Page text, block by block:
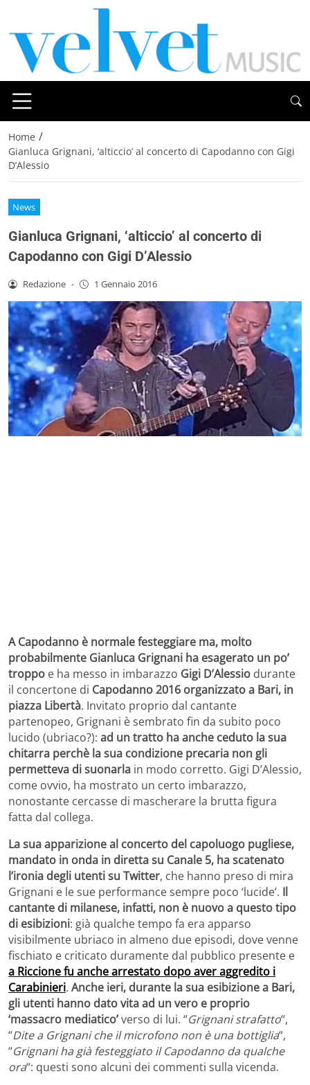
Home /
Gianluca Grignani, ‘alticcio’ al concerto di Capodanno con Gigi
D’Alessio
News
Gianluca Grignani, ‘alticcio’ al concerto di
Capodanno con Gigi D’Alessio
Redazione - 1 Gennaio 2016
A Capodanno è normale festeggiare ma, molto
probabilmente Gianluca Grignani ha esagerato un po’
troppo e ha messo in imbarazzo Gigi D’Alessio durante
il concertone di Capodanno 2016 organizzato a Bari, in
piazza Libertà. Invitato proprio dal cantante
partenopeo, Grignani è sembrato fin da subito poco
lucido (ubriaco?): ad un tratto ha anche ceduto la sua
chitarra perchè la sua condizione precaria non gli
permetteva di suonarla in modo corretto. Gigi D’Alessio,
come ovvio, ha mostrato un certo imbarazzo,
nonostante cercasse di mascherare la brutta figura
fatta dal collega.
La sua apparizione al concerto del capoluogo pugliese,
mandato in onda in diretta su Canale 5, ha scatenato
l’ironia degli utenti su Twitter, che hanno preso di mira
Grignani e le sue performance sempre poco ‘lucide’. Il
cantante di milanese, infatti, non è nuovo a questo tipo
di esibizioni: già qualche tempo fa era apparso
visibilmente ubriaco in almeno due episodi, dove venne
fischiato e criticato duramente dal pubblico presente e
a Riccione fu anche arrestato dopo aver aggredito i
Carabinieri. Anche ieri, durante la sua esibizione a Bari,
gli utenti hanno dato vita ad un vero e proprio
‘massacro mediatico’verso di lui. “Grignani strafatto“,
“Dite a Grignani che il microfono non è una bottiglia“,
“Grignani ha già festeggiato il Capodanno da qualche
ora“: questi sono alcuni dei commenti sulla vicenda.